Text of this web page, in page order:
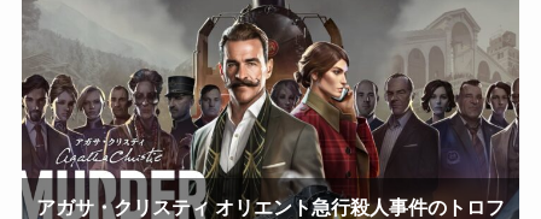
アガサ・クリスティ オリエント急行殺人事件のトロフ